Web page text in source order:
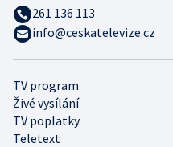
TV program
Živé vysílání
TV poplatky
Teletext
261 136 113
info@ceskatelevize.cz